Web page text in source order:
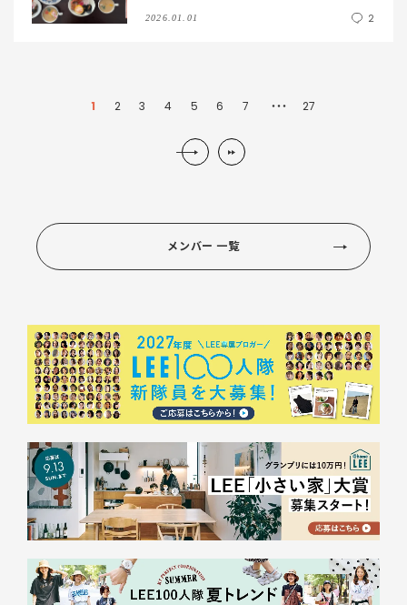
2026.01.01 2
1 2 3 4 5 6 7 ・・・ 27
メンバー 一覧